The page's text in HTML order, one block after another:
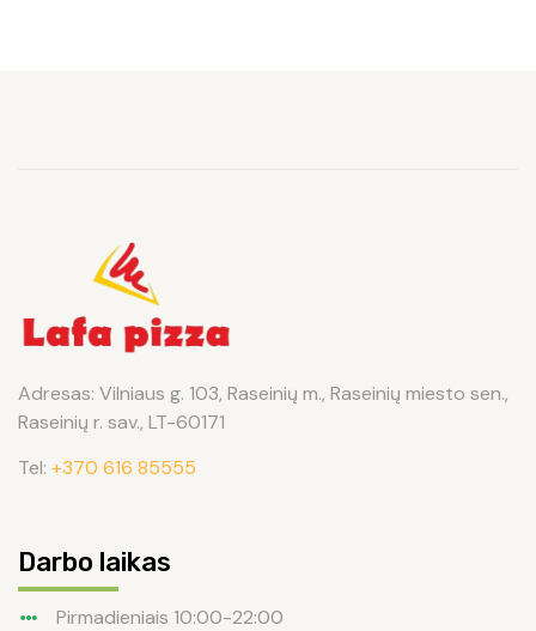
Adresas: Vilniaus g. 103, Raseinių m., Raseinių miesto sen.,
Raseinių r. sav., LT-60171
Tel: +370 616 85555
Darbo laikas
Pirmadieniais 10:00-22:00